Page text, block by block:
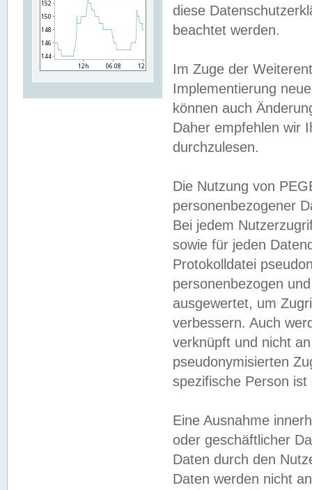
diese
beachtet werden.
Im Zuge der
Implementierung
können auch
Daher empfehlen wir
durchzulesen.
Die Nutzung von
personenbezogener
Bei jedem
sowie für jeden
Protokolldatei
personenbezogen
ausgewertet, um
verbessern. Auch
verknüpft und nicht
pseudonymisierten
spezifische Person
Eine Ausnahme
oder geschäftlicher
Daten durch den
Daten werden nicht